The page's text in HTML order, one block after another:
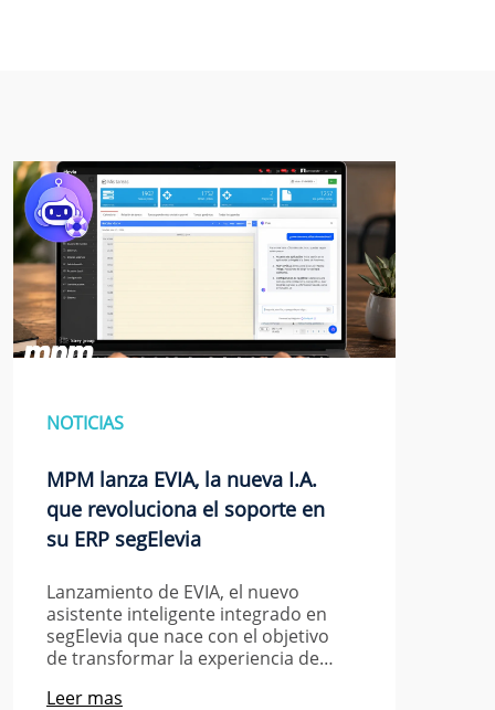
NOTICIAS
MPM lanza EVIA, la nueva I.A.
que revoluciona el soporte en
su ERP segElevia
Lanzamiento de EVIA, el nuevo
asistente inteligente integrado en
segElevia que nace con el objetivo
de transformar la experiencia de…
Leer mas